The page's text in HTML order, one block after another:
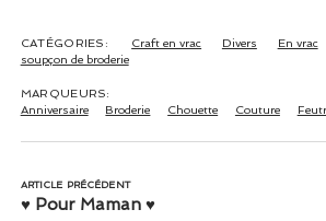
CATÉGORIES: Craft en vrac Divers En vrac
soupçon de broderie
MARQUEURS:
Anniversaire
Broderie Chouette Couture
ARTICLE PRÉCÉDENT
♥ Pour Maman ♥